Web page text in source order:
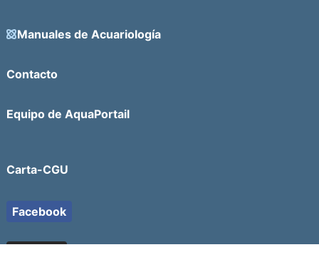
Manuales de Acuariología
Contacto
Equipo de AquaPortail
Carta-CGU
Facebook